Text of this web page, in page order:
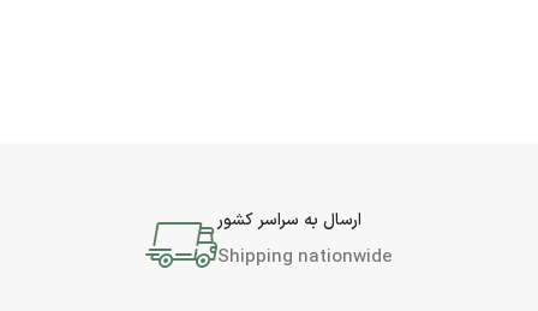
ارسال به سراسر کشور
Shipping nationwide